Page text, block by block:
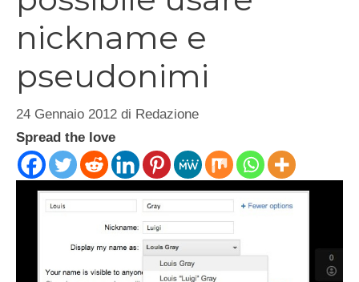
nickname e
pseudonimi
24 Gennaio 2012 di Redazione
Spread the love